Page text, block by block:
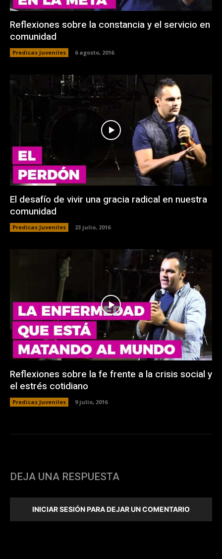
Reflexiones sobre la constancia y el servicio en
comunidad
Predicas Juveniles 6 agosto, 2016
El desafío de vivir una gracia radical en nuestra
comunidad
Predicas Juveniles 23 julio, 2016
Reflexiones sobre la fe frente a la crisis social y
el estrés cotidiano
Predicas Juveniles 9 julio, 2016
DEJA UNA RESPUESTA
INICIAR SESIÓN PARA DEJAR UN COMENTARIO